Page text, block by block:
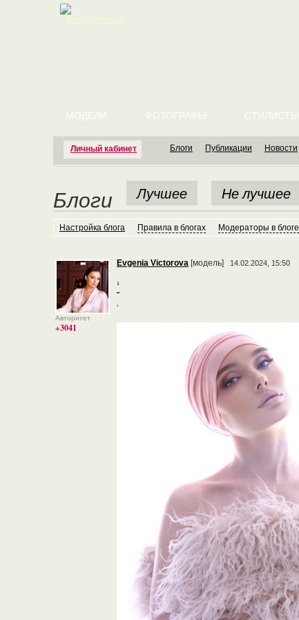
Личный кабинет
МОДЕЛИ ФОТОГРАФЫ СТИЛИСТЫ
Блоги Публикации Новости
Блоги Лучшее Не лучшее
Настройка блога Правила в блогах Модераторы в блоге
Авторитет
+3041
Evgenia Victorova [модель] 14.02.2024, 15:50
‘
‘